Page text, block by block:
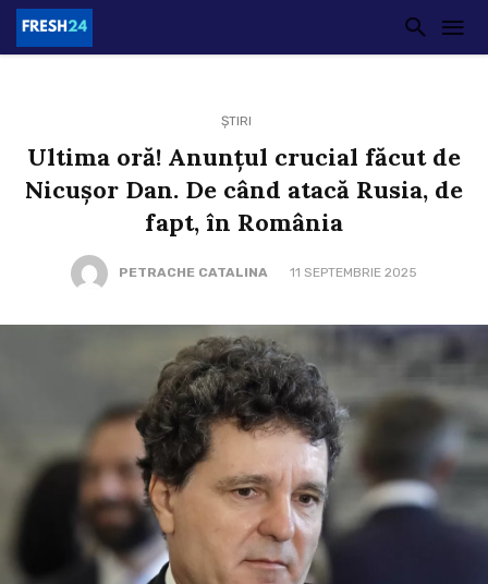
ȘTIRI
Ultima oră! Anunțul crucial făcut de
Nicușor Dan. De când atacă Rusia, de
fapt, în România
PETRACHE CATALINA 11 SEPTEMBRIE 2025